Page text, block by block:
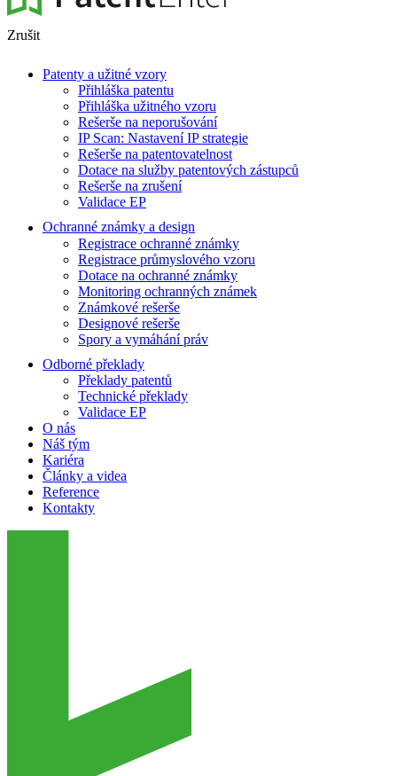
Zrušit
Patenty a užitné vzory
Přihláška patentu
Přihláška užitného vzoru
Rešerše na neporušování
IP Scan: Nastavení IP strategie
Rešerše na patentovatelnost
Dotace na služby patentových zástupců
Rešerše na zrušení
Validace EP
Ochranné známky a design
Registrace ochranné známky
Registrace průmyslového vzoru
Dotace na ochranné známky
Monitoring ochranných známek
Známkové rešerše
Designové rešerše
Spory a vymáhání práv
Odborné překlady
Překlady patentů
Technické překlady
Validace EP
O nás
Náš tým
Kariéra
Články a videa
Reference
Kontakty